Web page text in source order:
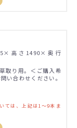
高さ1490×奥行
取り用。＜ご購入希
い合わせください。
ては、上記は1～9本ま